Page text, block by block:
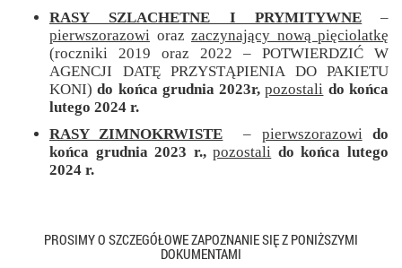
RASY SZLACHETNE I PRYMITYWNE
–
pierwszorazowi oraz zaczynający nową pięciolatkę
(roczniki 2019 oraz 2022 – POTWIERDZIĆ W
AGENCJI DATĘ PRZYSTĄPIENIA DO PAKIETU
KONI)do końca grudnia 2023r, pozostali do końca
lutego 2024 r.
RASY ZIMNOKRWISTE
– pierwszorazowi
do
końca grudnia 2023 r., pozostali do końca lutego
2024 r.
PROSIMY O SZCZEGÓŁOWE ZAPOZNANIE SIĘ Z PONIŻSZYMI
DOKUMENTAMI